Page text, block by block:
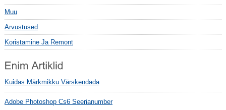
Muu
Arvustused
Koristamine Ja Remont
Kuidas Märkmikku Värskendada
Adobe Photoshop Cs6 Seerianumber